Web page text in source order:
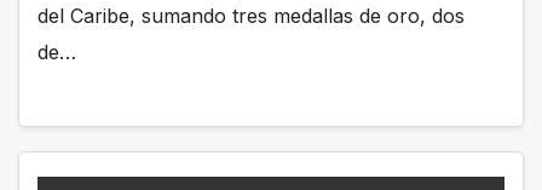
del Caribe, sumando tres medallas de oro, dos
de…